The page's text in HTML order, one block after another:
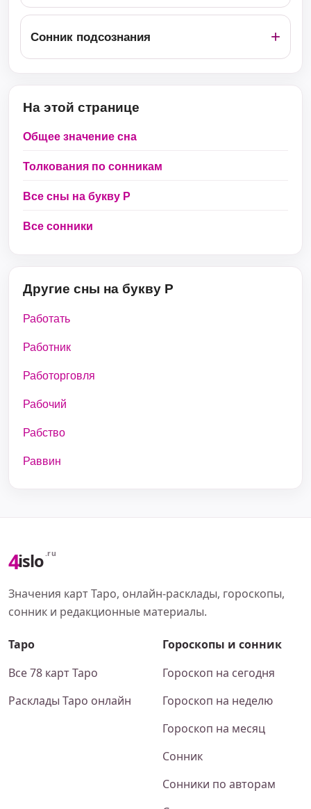
Сонник подсознания
На этой странице
Общее значение сна
Толкования по сонникам
Все сны на букву Р
Все сонники
Другие сны на букву Р
Работать
Работник
Работорговля
Рабочий
Рабство
Раввин
4islo .ru
Значения карт Таро, онлайн-расклады, гороскопы,
сонник и редакционные материалы.
Таро
Все 78 карт Таро
Расклады Таро онлайн
Гороскопы и сонник
Гороскоп на сегодня
Гороскоп на неделю
Гороскоп на месяц
Сонник
Сонники по авторам